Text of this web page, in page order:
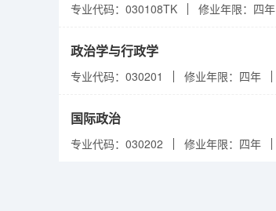
专业代码：030108TK 修业年限：四年
政治学与行政学
专业代码：030201 修业年限：四年
国际政治
专业代码：030202 修业年限：四年